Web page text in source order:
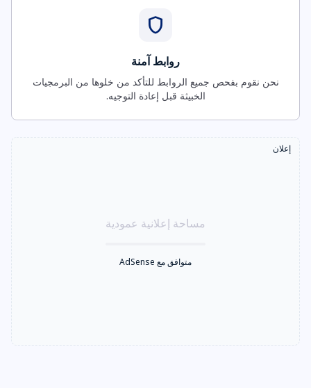
shield
روابط آمنة
نحن نقوم بفحص جميع الروابط للتأكد من خلوها من البرمجيات
الخبيثة قبل إعادة التوجيه.
إعلان
مساحة إعلانية عمودية
متوافق مع AdSense